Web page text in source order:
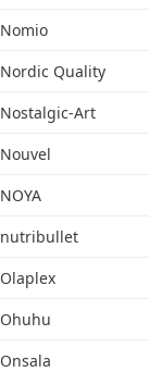
Nomio
Nordic Quality
Nostalgic-Art
Nouvel
NOYA
nutribullet
Olaplex
Ohuhu
Onsala